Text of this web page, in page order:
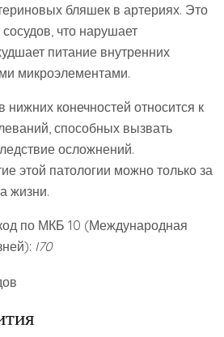
бляшек в артериях. Это
что нарушает
питание внутренних
микроэлементами.
нижних конечностей относится к
способных вызвать
осложнений.
этой патологии можно только за
жизни.
по МКБ 10 (Международная
I70